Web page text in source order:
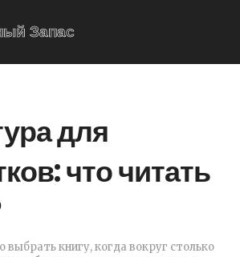
для
что читать
книгу, когда вокруг столько